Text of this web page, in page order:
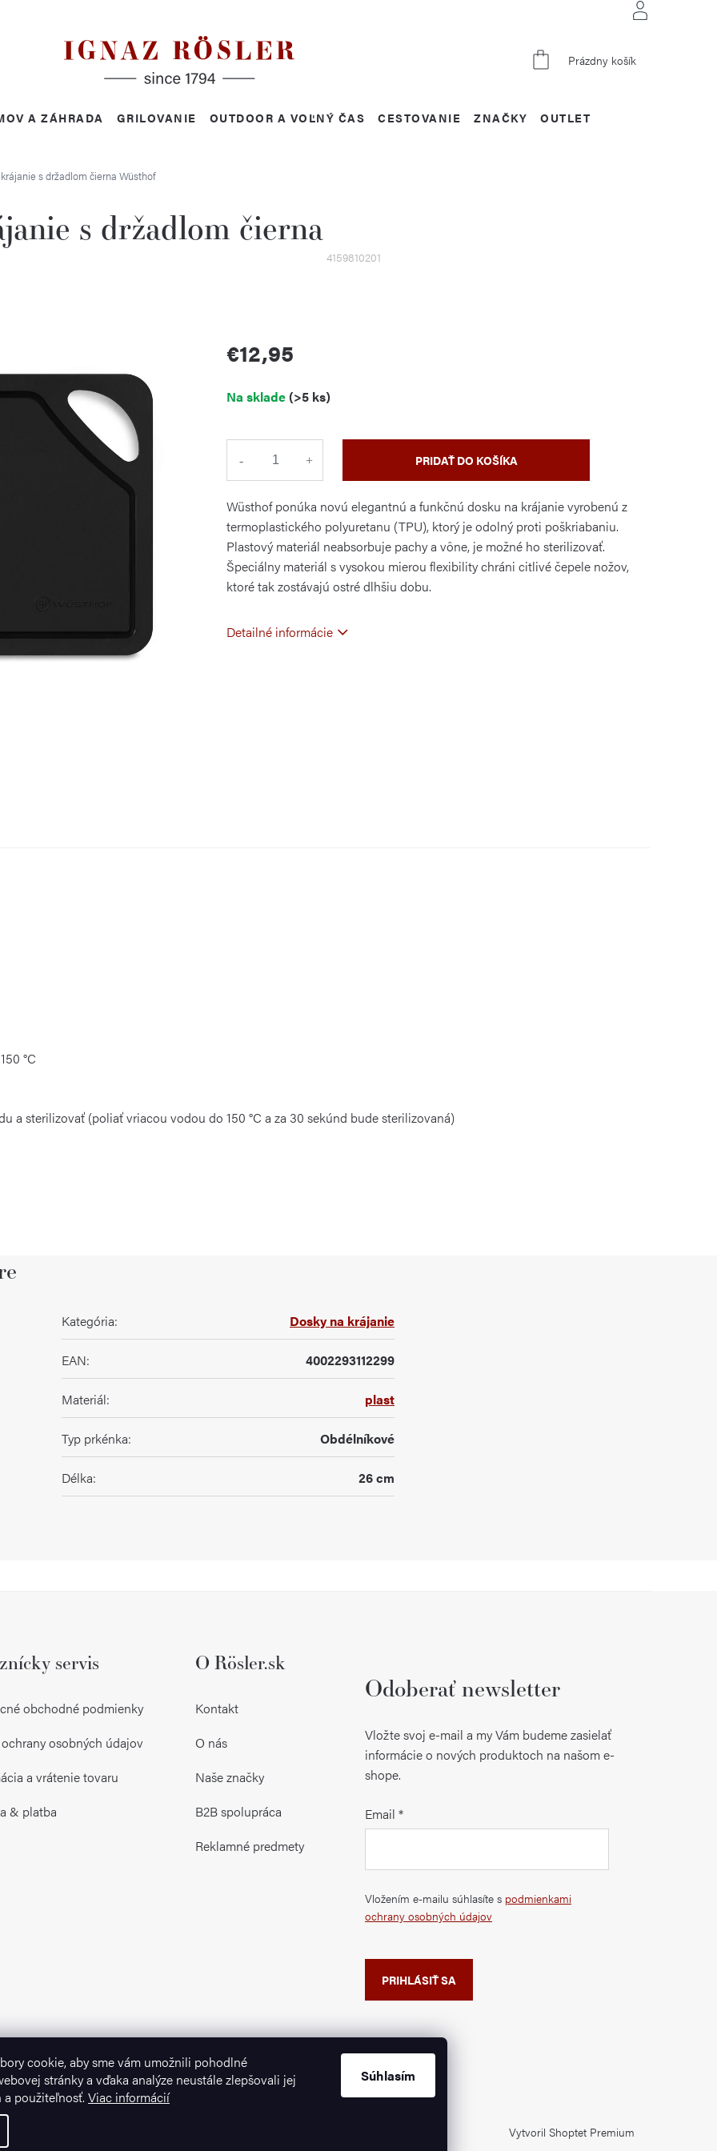
cookie, aby sme vám umožnili pohodlné
stránky a vďaka analýze neustále zlepšovali jej
použiteľnosť. Viac informácií
Súhlasím
NÁKUPNÝ
Prázdny košík
A ZÁHRADA GRILOVANIE OUTDOOR A VOĽNÝ ČAS CESTOVANIE OUTLET
ZNAČKY
s držadlom čierna Wüsthof
s držadlom čierna
4159810201
€12,95
cena:
Na sklade(>5 ks)
PRIDAŤ DO KOŠÍKA
Wüsthof ponúka novú elegantnú a funkčnú dosku na krájanie vyrobenú z
termoplastického polyuretanu (TPU), ktorý je odolný proti poškriabaniu.
Plastový materiál neabsorbuje pachy a vône, je možné ho sterilizovať.
Špeciálny materiál s vysokou mierou flexibility chráni citlivé čepele nožov,
ktoré tak zostávajú ostré dlhšiu dobu.
Detailné informácie
°C
a sterilizovať (poliať vriacou vodou do 150 °C a za 30 sekúnd bude sterilizovaná)
Kategória: Dosky na krájanie
EAN: 4002293112299
Materiál: plast
Typ prkénka: Obdélníkové
Délka: 26 cm
servis
obchodné podmienky
osobných údajov
a vrátenie tovaru
& platba
O Rösler.sk
Kontakt
O nás
Naše značky
B2B spolupráca
Reklamné predmety
Odoberať newsletter
Vložte svoj e-mail a my Vám budeme zasielať
informácie o nových produktoch na našom e-
shope.
Email
Vložením e-mailu súhlasíte s podmienkami
ochrany osobných údajov
PRIHLÁSIŤ SA
Vytvoril Shoptet Premium